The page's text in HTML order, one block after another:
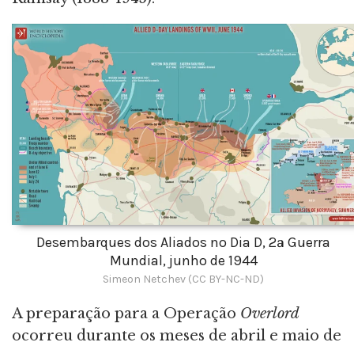
Desembarques dos Aliados no Dia D, 2ª Guerra
Mundial, junho de 1944
Simeon Netchev (CC BY-NC-ND)
A preparação para a Operação Overlord
ocorreu durante os meses de abril e maio de